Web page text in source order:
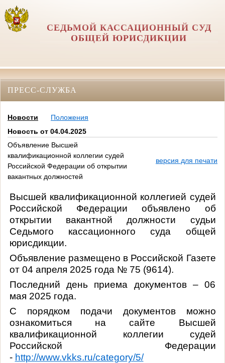
СЕДЬМОЙ КАССАЦИОННЫЙ СУД
ОБЩЕЙ ЮРИСДИКЦИИ
ПРЕСС-СЛУЖБА
Новости
Положения
Новость от 04.04.2025
Объявление Высшей
квалификационной коллегии судей
Российской Федерации об открытии
вакантных должностей
версия для печати
Высшей квалификационной коллегией судей
Российской Федерации объявлено об
открытии вакантной должности судьи
Седьмого кассационного суда общей
юрисдикции.
Объявление размещено в Российской Газете
от 04 апреля 2025 года № 75 (9614).
Последний день приема документов – 06
мая 2025 года.
С порядком подачи документов можно
ознакомиться на сайте Высшей
квалификационной коллегии судей
Российской Федерации
- http://www.vkks.ru/category/5/